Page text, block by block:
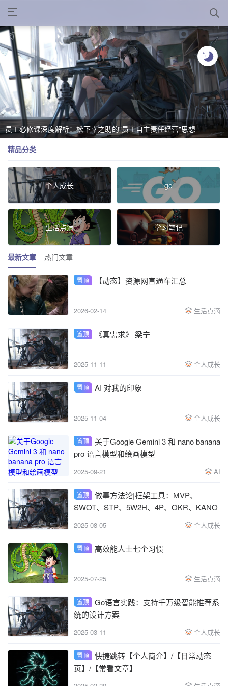
员工必修课深度解析：松下幸之助的"员工自主责任经营"思想
精品分类
个人成长 go
生活点滴 学习笔记
最新文章 热门文章
置顶 【动态】资源网直通车汇总
2026-02-14 生活点滴
置顶 《真需求》 梁宁
2025-11-11 个人成长
置顶 AI 对我的印象
2025-11-04 个人成长
置顶
关于Google Gemini 3 和 nano banana
pro 语言模型和绘画模型
2025-09-21 AI
置顶
做事方法论|框架工具：MVP、
SWOT、STP、5W2H、4P、OKR、KANO
2025-08-05 个人成长
置顶 高效能人士七个习惯
2025-07-25 生活点滴
置顶
Go语言实践：支持千万级智能推荐系
统的设计方案
2025-03-11 个人成长
置顶
快捷跳转【个人简介】/【日常动态
页】/【常看文章】